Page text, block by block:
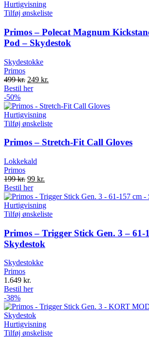
Hurtigvisning
Tilføj ønskeliste
Primos – Polecat Magnum
Pod – Skydestok
Skydestokke
Primos
499kr. Original
price
499 kr..
249 kr.
249 kr..
Bestil her
-50%
Hurtigvisning
Tilføj ønskeliste
Primos – Stretch-Fit Call Gloves
Lokkekald
Primos
199kr. Original
price
was:
199 kr..
99 kr.
is:
99 kr..
Bestil her
Hurtigvisning
Tilføj ønskeliste
Primos – Trigger Stick Gen. 3 – 61-
Skydestok
Skydestokke
Primos
1.649 kr.
Bestil her
-38%
Hurtigvisning
Tilføj ønskeliste